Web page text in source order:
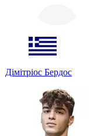
Дімітріос Бердос